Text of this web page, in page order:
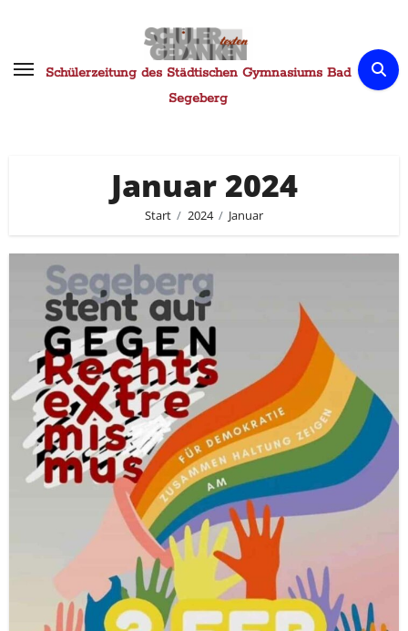
springenSchülerzeitung des Städtischen Gymnasiums Bad
Segeberg
Januar 2024
Start 2024 Januar